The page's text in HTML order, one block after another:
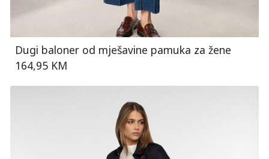
Dugi baloner od mješavine pamuka za žene
164,95 KM